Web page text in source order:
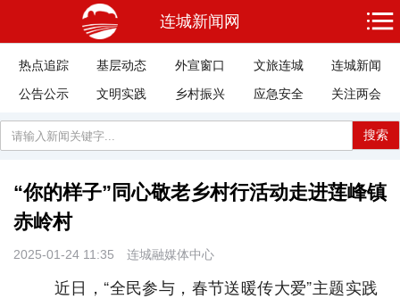
连城新闻网
热点追踪 基层动态 外宣窗口 文旅连城
连城新闻
公告公示
文明实践 乡村振兴 应急安全 关注两会
搜索
“你的样子”同心敬老乡村行活动走进莲峰镇
赤岭村
2025-01-24 11:35 连城融媒体中心
近日，“全民参与，春节送暖传大爱”主题实践